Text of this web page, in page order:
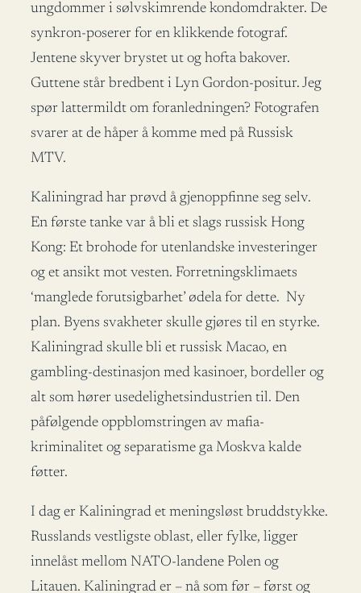
ungdommer i sølvskimrende kondomdrakter. De
synkron-poserer for en klikkende fotograf.
Jentene skyver brystet ut og hofta bakover.
Guttene står bredbent i Lyn Gordon-positur. Jeg
spør lattermildt om foranledningen? Fotografen
svarer at de håper å komme med på Russisk
MTV.
Kaliningrad har prøvd å gjenoppfinne seg selv.
En første tanke var å bli et slags russisk Hong
Kong: Et brohode for utenlandske investeringer
og et ansikt mot vesten. Forretningsklimaets
‘manglede forutsigbarhet’ ødela for dette. Ny
plan. Byens svakheter skulle gjøres til en styrke.
Kaliningrad skulle bli et russisk Macao, en
gambling-destinasjon med kasinoer, bordeller og
alt som hører usedelighetsindustrien til. Den
påfølgende oppblomstringen av mafia-
kriminalitet og separatisme ga Moskva kalde
føtter.
I dag er Kaliningrad et meningsløst bruddstykke.
Russlands vestligste oblast, eller fylke, ligger
innelåst mellom NATO-landene Polen og
Litauen. Kaliningrad er – nå som før – først og